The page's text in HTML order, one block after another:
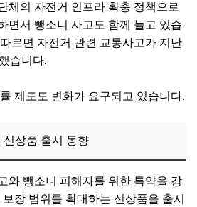
체의 자전거 인프라 확충 정책으로
면서 뺑소니 사고도 함께 늘고 있습
르면 자전거 관련 교통사고가 지난
습니다.
제도도 변화가 요구되고 있습니다.
신상품 출시 동향
와 뺑소니 피해자를 위한 특약을 강
장 범위를 확대하는 신상품을 출시